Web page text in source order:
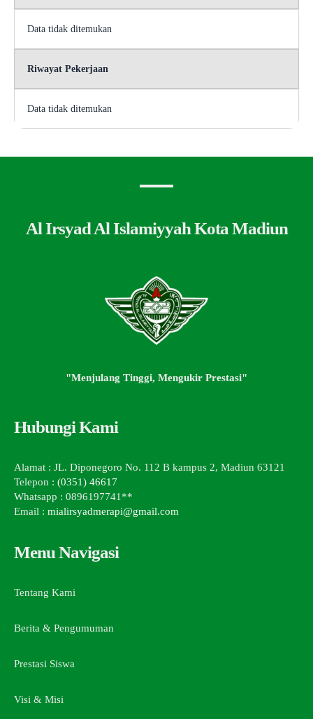
Data tidak ditemukan
Riwayat Pekerjaan
Data tidak ditemukan
Al Irsyad Al Islamiyyah Kota Madiun
"Menjulang Tinggi, Mengukir Prestasi"
Hubungi Kami
Alamat : JL. Diponegoro No. 112 B kampus 2, Madiun 63121
Telepon : (0351) 46617
Whatsapp : 0896197741**
Email : mialirsyadmerapi@gmail.com
Menu Navigasi
Tentang Kami
Berita & Pengumuman
Prestasi Siswa
Visi & Misi